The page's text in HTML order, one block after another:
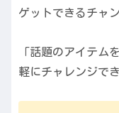
ゲットできるチャ
「話題のアイテム
軽にチャレンジで